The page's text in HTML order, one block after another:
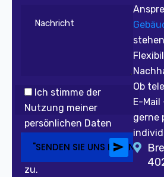
Ich stimme der
Nutzung meiner
persönlichen Daten
Datenschutzerklärung
zu.
"SENDEN SIE UNS EINE
Ob
E-Mail
gerne